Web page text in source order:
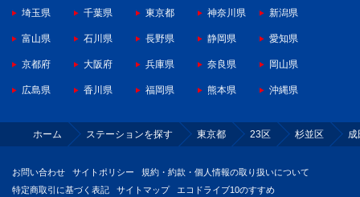
埼玉県 千葉県 東京都 神奈川県 新潟県
富山県 石川県 長野県 静岡県 愛知県
京都府 大阪府 兵庫県 奈良県 岡山県
広島県 香川県 福岡県 熊本県 沖縄県
ホーム ステーションを探す 東京都 23区 杉並区 成
お問い合わせ サイトポリシー
規約・約款・個人情報の取り扱いについて
特定商取引に基づく表記
サイトマップ エコドライブ10のすすめ